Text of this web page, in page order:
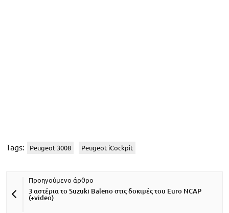
Tags: Peugeot 3008 Peugeot iCockpit
3 αστέρια το Suzuki Baleno στις δοκιμές του Euro NCAP
(+videο)